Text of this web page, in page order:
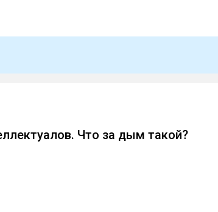
Что за дым такой?